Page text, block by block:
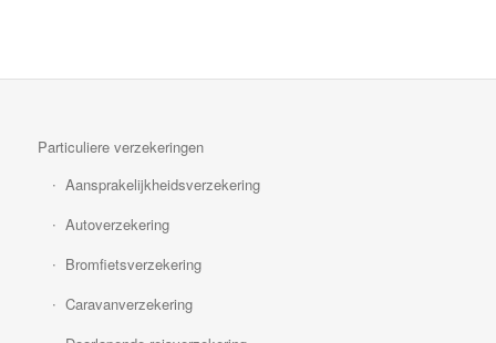
Particuliere verzekeringen
Aansprakelijkheidsverzekering
Autoverzekering
Bromfietsverzekering
Caravanverzekering